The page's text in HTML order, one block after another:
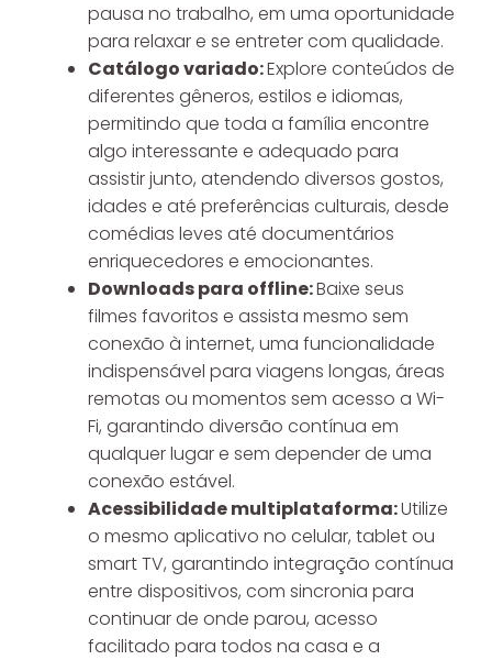
pausa no trabalho, em uma oportunidade
para relaxar e se entreter com qualidade.
Catálogo variado:Explore conteúdos de
diferentes gêneros, estilos e idiomas,
permitindo que toda a família encontre
algo interessante e adequado para
assistir junto, atendendo diversos gostos,
idades e até preferências culturais, desde
comédias leves até documentários
enriquecedores e emocionantes.
Downloads para offline:Baixe seus
filmes favoritos e assista mesmo sem
conexão à internet, uma funcionalidade
indispensável para viagens longas, áreas
remotas ou momentos sem acesso a Wi-
Fi, garantindo diversão contínua em
qualquer lugar e sem depender de uma
conexão estável.
Acessibilidade multiplataforma:Utilize
o mesmo aplicativo no celular, tablet ou
smart TV, garantindo integração contínua
entre dispositivos, com sincronia para
continuar de onde parou, acesso
facilitado para todos na casa e a